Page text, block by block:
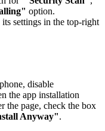
option.
its settings in the top-right
disable
the app installation
the page, check the box
Anyway".